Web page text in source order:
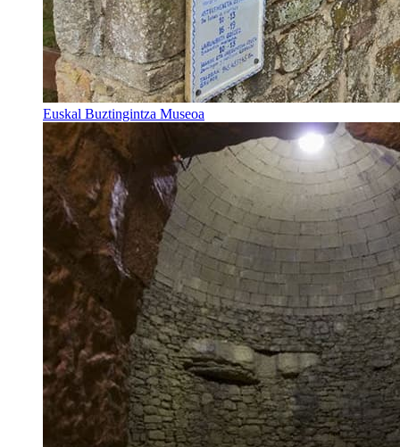
Euskal Buztingintza Museoa